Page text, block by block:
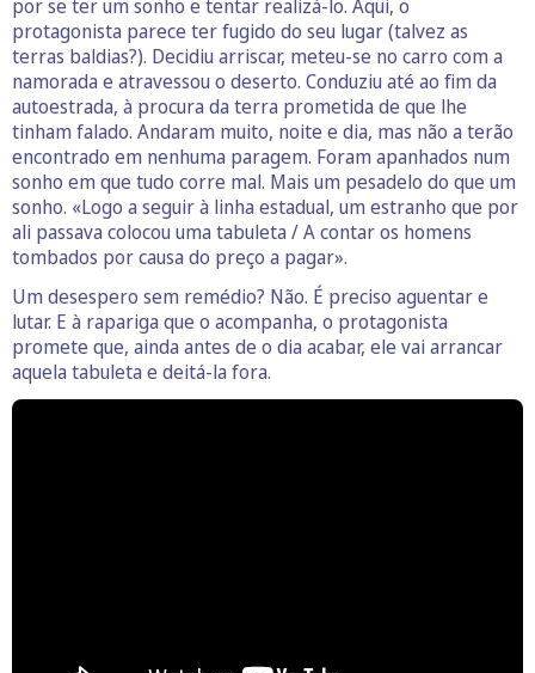
por se ter um sonho e tentar realizá-lo. Aqui, o
protagonista parece ter fugido do seu lugar (talvez as
terras baldias?). Decidiu arriscar, meteu-se no carro com a
namorada e atravessou o deserto. Conduziu até ao fim da
autoestrada, à procura da terra prometida de que lhe
tinham falado. Andaram muito, noite e dia, mas não a terão
encontrado em nenhuma paragem. Foram apanhados num
sonho em que tudo corre mal. Mais um pesadelo do que um
sonho. «Logo a seguir à linha estadual, um estranho que por
ali passava colocou uma tabuleta / A contar os homens
tombados por causa do preço a pagar».
Um desespero sem remédio? Não. É preciso aguentar e
lutar. E à rapariga que o acompanha, o protagonista
promete que, ainda antes de o dia acabar, ele vai arrancar
aquela tabuleta e deitá-la fora.